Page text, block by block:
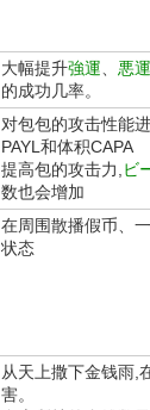
大幅提升強運 悪運
的成功几率。
对包包的攻击性能
PAYL和体积CAPA
提高包的攻击力, ビ
数也会增加
在周围散播假币、
状态
从天上撒下金钱雨,
害。